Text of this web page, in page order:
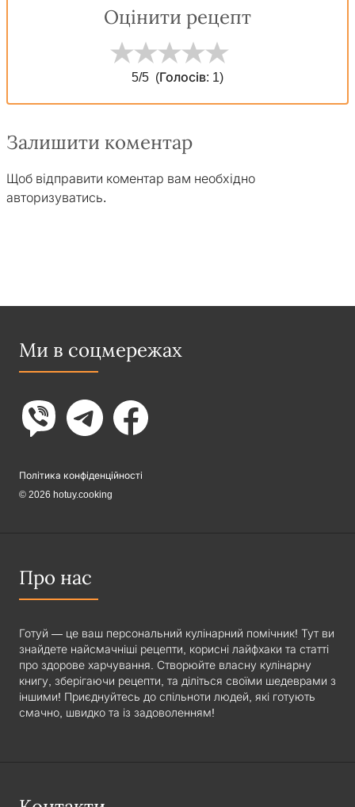
Оцінити рецепт
5/5 (Голосів: 1)
Залишити коментар
Щоб відправити коментар вам необхідно
авторизуватись.
Ми в соцмережах
Політика конфіденційності
© 2026 hotuy.cooking
Про нас
Готуй — це ваш персональний кулінарний помічник! Тут ви
знайдете найсмачніші рецепти, корисні лайфхаки та статті
про здорове харчування. Створюйте власну кулінарну
книгу, зберігаючи рецепти, та діліться своїми шедеврами з
іншими! Приєднуйтесь до спільноти людей, які готують
смачно, швидко та із задоволенням!